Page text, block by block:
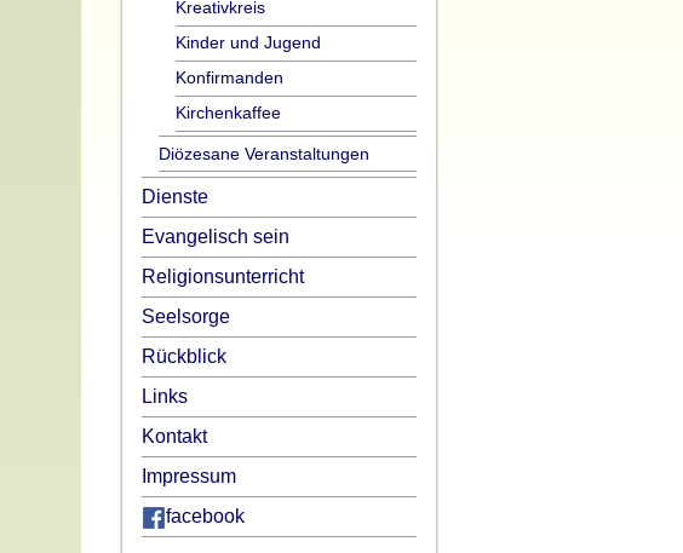
Kreativkreis
Kinder und Jugend
Konfirmanden
Kirchenkaffee
Diözesane Veranstaltungen
Dienste
Evangelisch sein
Religionsunterricht
Seelsorge
Rückblick
Links
Kontakt
Impressum
facebook